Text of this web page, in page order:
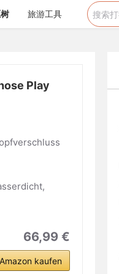
旅游工具
Play
66,99 €
kaufen